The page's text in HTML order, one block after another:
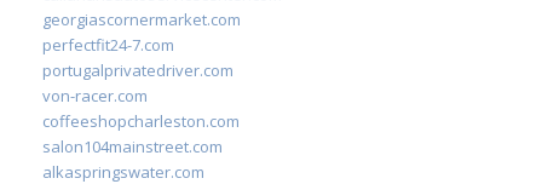
georgiascornermarket.com
perfectfit24-7.com
portugalprivatedriver.com
von-racer.com
coffeeshopcharleston.com
salon104mainstreet.com
alkaspringswater.com